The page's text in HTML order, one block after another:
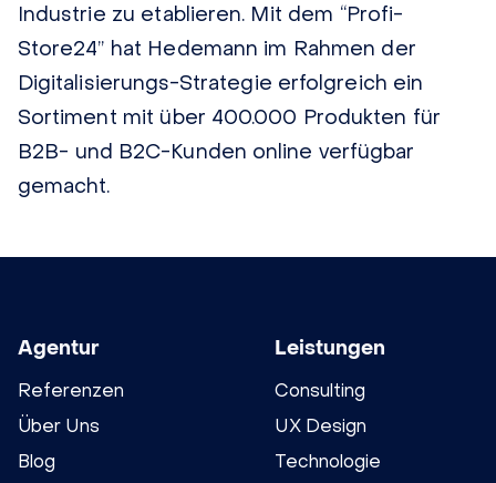
Industrie zu etablieren. Mit dem “Profi-
Store24” hat Hedemann im Rahmen der
Digitalisierungs-Strategie erfolgreich ein
Sortiment mit über 400.000 Produkten für
B2B- und B2C-Kunden online verfügbar
gemacht.
Agentur
Referenzen
Über Uns
Blog
Leistungen
Consulting
UX Design
Technologie